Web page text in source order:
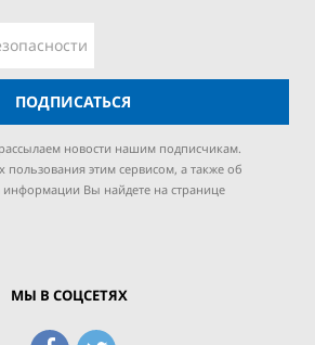
ПОДПИСАТЬСЯ
новости нашим подписчикам.
этим сервисом, а также об
Вы найдете на странице
МЫ В СОЦСЕТЯХ